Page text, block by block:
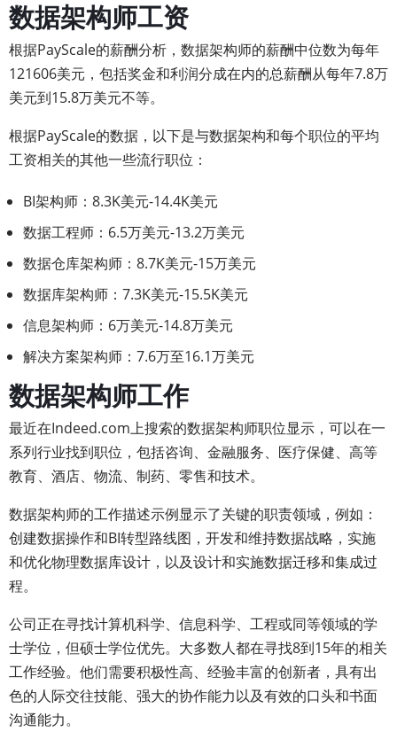
数据架构师工资
根据PayScale的薪酬分析，数据架构师的薪酬中位数为每年
121606美元，包括奖金和利润分成在内的总薪酬从每年7.8万
美元到15.8万美元不等。
根据PayScale的数据，以下是与数据架构和每个职位的平均
工资相关的其他一些流行职位：
BI架构师：8.3K美元-14.4K美元
数据工程师：6.5万美元-13.2万美元
数据仓库架构师：8.7K美元-15万美元
数据库架构师：7.3K美元-15.5K美元
信息架构师：6万美元-14.8万美元
解决方案架构师：7.6万至16.1万美元
数据架构师工作
最近在Indeed.com上搜索的数据架构师职位显示，可以在一
系列行业找到职位，包括咨询、金融服务、医疗保健、高等
教育、酒店、物流、制药、零售和技术。
数据架构师的工作描述示例显示了关键的职责领域，例如：
创建数据操作和BI转型路线图，开发和维持数据战略，实施
和优化物理数据库设计，以及设计和实施数据迁移和集成过
程。
公司正在寻找计算机科学、信息科学、工程或同等领域的学
士学位，但硕士学位优先。大多数人都在寻找8到15年的相关
工作经验。他们需要积极性高、经验丰富的创新者，具有出
色的人际交往技能、强大的协作能力以及有效的口头和书面
沟通能力。